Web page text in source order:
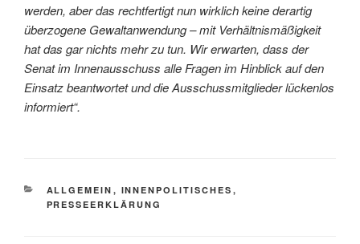
werden, aber das rechtfertigt nun wirklich keine derartig
überzogene Gewaltanwendung – mit Verhältnismäßigkeit
hat das gar nichts mehr zu tun. Wir erwarten, dass der
Senat im Innenausschuss alle Fragen im Hinblick auf den
Einsatz beantwortet und die Ausschussmitglieder lückenlos
informiert“.
KATEGORIEN
ALLGEMEIN , INNENPOLITISCHES ,
PRESSEERKLÄRUNG